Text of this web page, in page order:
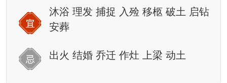
沐浴 理发 捕捉 入殓 移柩 破土 启钻
安葬
出火 结婚 乔迁 作灶 上梁 动土